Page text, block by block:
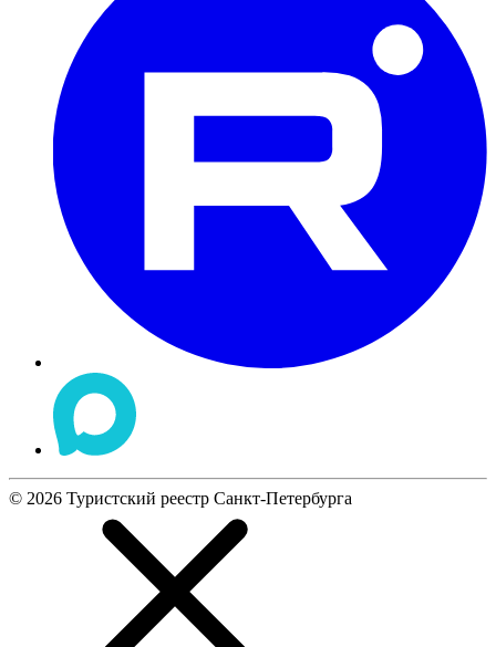
© 2026 Туристский реестр Санкт-Петербурга